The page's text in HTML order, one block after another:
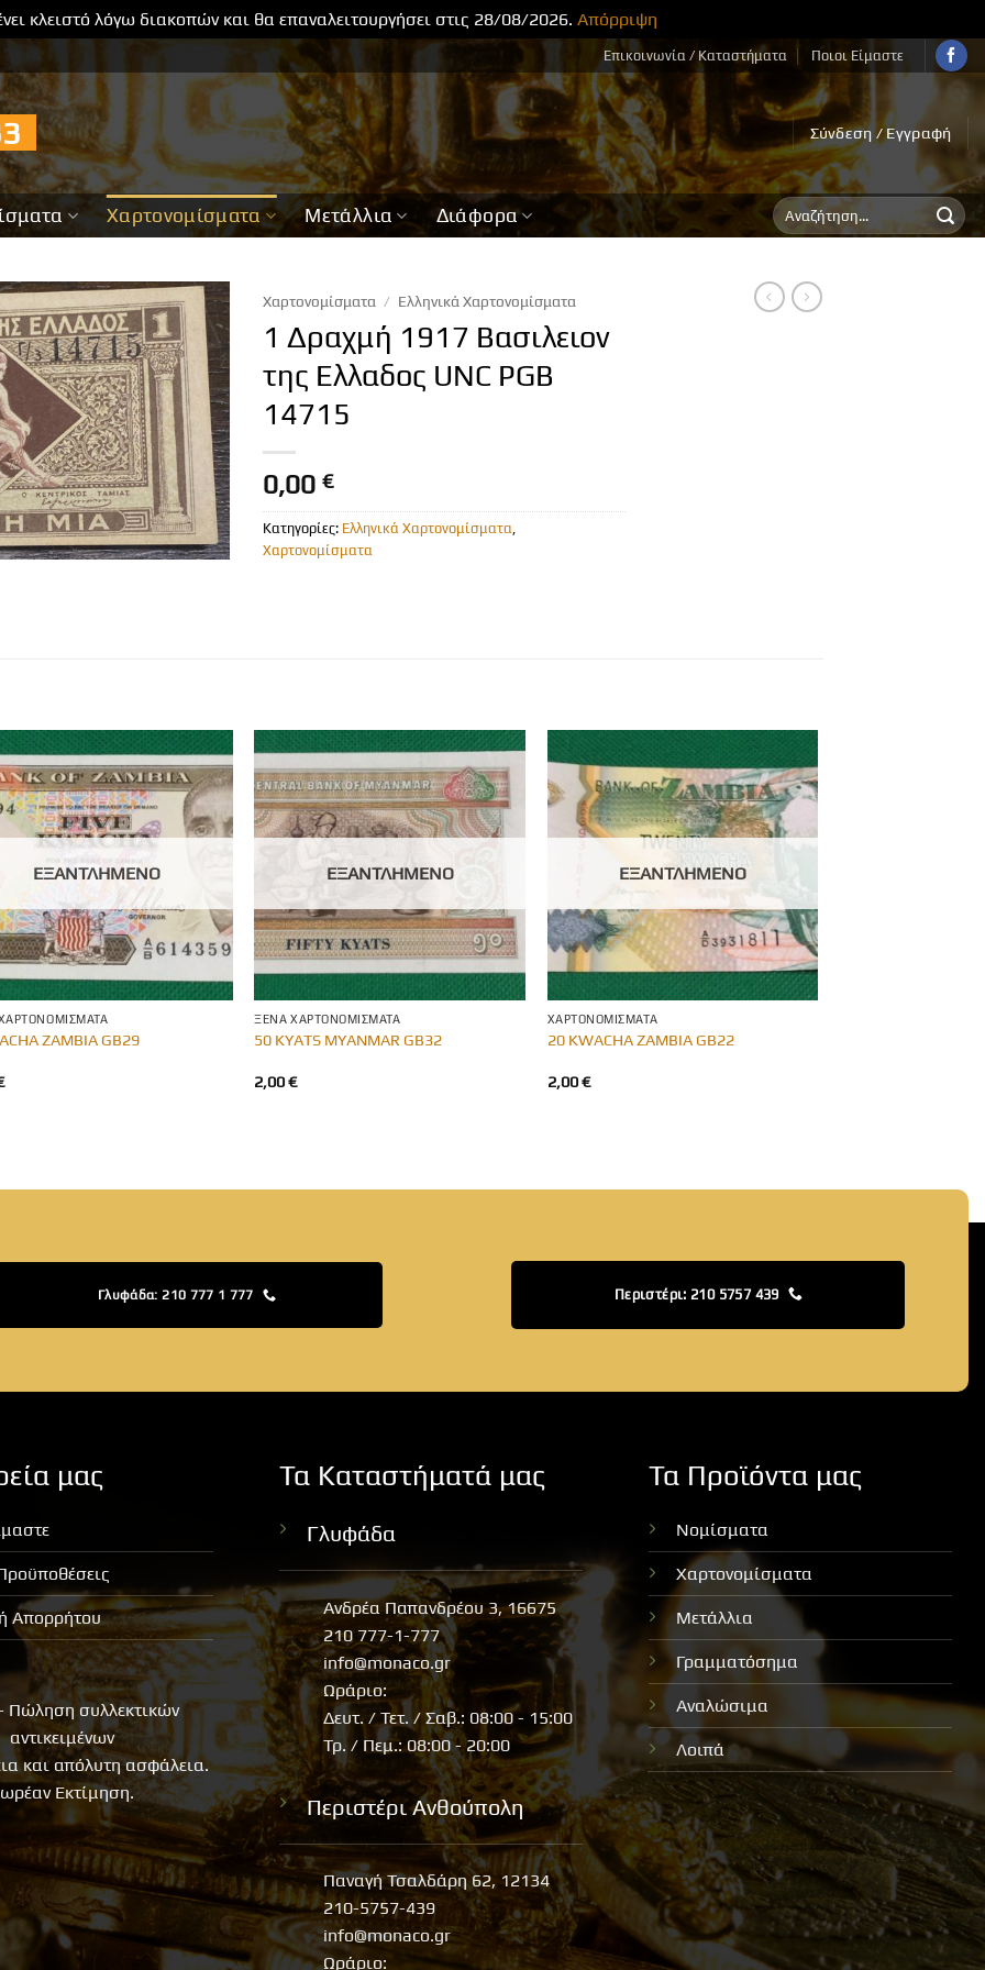
κλειστό λόγω διακοπών και θα επαναλειτουργήσει στις 28/08/2026.Απόρριψη
Επικοινωνία / Καταστήματα Ποιοι Είμαστε
Σύνδεση / Εγγραφή
Χαρτονομίσματα Μετάλλια Διάφορα
Αναζήτηση
για:
Χαρτονομίσματα / Ελληνικά Χαρτονομίσματα
1 Δραχμή 1917 Βασιλειον
της Ελλαδος UNC PGB
14715
0,00 €
Κατηγορίες: Ελληνικά Χαρτονομίσματα
Χαρτονομίσματα
ΕΞΑΝΤΛΗΜΈΝΟ
ZAMBIA GB29
ΕΞΑΝΤΛΗΜΈΝΟ
ΞΈΝΑ ΧΑΡΤΟΝΟΜΊΣΜΑΤΑ
50 KYATS MYANMAR GB32
2,00€
ΕΞΑΝΤΛΗΜΈΝΟ
ΧΑΡΤΟΝΟΜΊΣΜΑΤΑ
20 KWACHA ZAMBIA GB22
2,00€
Γλυφάδα: 210 777 1 777 Περιστέρι: 210 5757 439
μας
Απορρήτου
Πώληση συλλεκτικών
αντικειμένων
και απόλυτη ασφάλεια.
Εκτίμηση.
Τα Καταστήματά μας
Γλυφάδα
Ανδρέα Παπανδρέου 3, 16675
210 777-1-777
info@monaco.gr
Ωράριο:
Δευτ. / Τετ. / Σαβ.: 08:00 - 15:00
Τρ. / Πεμ.: 08:00 - 20:00
Περιστέρι Ανθούπολη
Παναγή Τσαλδάρη 62, 12134
210-5757-439
info@monaco.gr
Ωράριο:
Τα Προϊόντα μας
Νομίσματα
Χαρτονομίσματα
Μετάλλια
Γραμματόσημα
Αναλώσιμα
Λοιπά